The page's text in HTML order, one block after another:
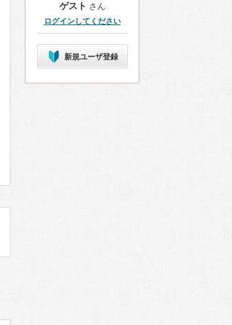
ゲスト さん
ログインしてください
新規ユーザ登録